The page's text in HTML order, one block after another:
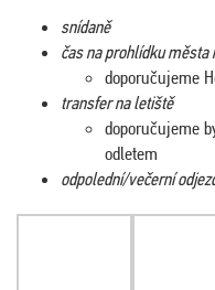
snídaně
čas na prohlídku města
doporučujeme
transfer na letiště
doporučujeme
odletem
odpolední/večerní